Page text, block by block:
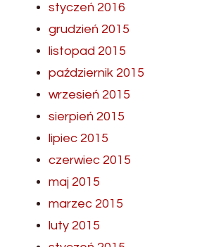
styczeń 2016
grudzień 2015
listopad 2015
październik 2015
wrzesień 2015
sierpień 2015
lipiec 2015
czerwiec 2015
maj 2015
marzec 2015
luty 2015